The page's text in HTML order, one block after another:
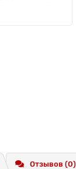
Отзывов (0)